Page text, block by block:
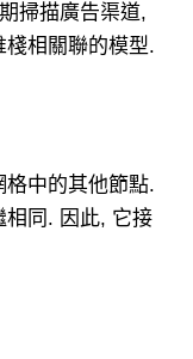
掃描廣告渠道,
相關聯的模型.
中的其他節點.
相同. 因此, 它接